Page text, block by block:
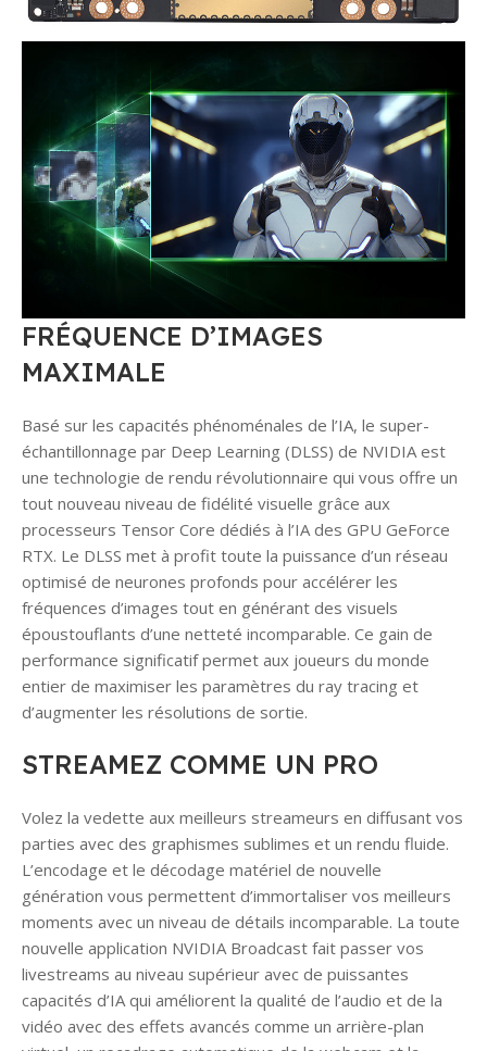
FRÉQUENCE D’IMAGES
MAXIMALE
Basé sur les capacités phénoménales de l’IA, le super-
échantillonnage par Deep Learning (DLSS) de NVIDIA est
une technologie de rendu révolutionnaire qui vous offre un
tout nouveau niveau de fidélité visuelle grâce aux
processeurs Tensor Core dédiés à l’IA des GPU GeForce
RTX. Le DLSS met à profit toute la puissance d’un réseau
optimisé de neurones profonds pour accélérer les
fréquences d’images tout en générant des visuels
époustouflants d’une netteté incomparable. Ce gain de
performance significatif permet aux joueurs du monde
entier de maximiser les paramètres du ray tracing et
d’augmenter les résolutions de sortie.
STREAMEZ COMME UN PRO
Volez la vedette aux meilleurs streameurs en diffusant vos
parties avec des graphismes sublimes et un rendu fluide.
L’encodage et le décodage matériel de nouvelle
génération vous permettent d’immortaliser vos meilleurs
moments avec un niveau de détails incomparable. La toute
nouvelle application NVIDIA Broadcast fait passer vos
livestreams au niveau supérieur avec de puissantes
capacités d’IA qui améliorent la qualité de l’audio et de la
vidéo avec des effets avancés comme un arrière-plan